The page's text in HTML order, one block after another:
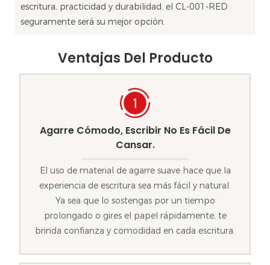
escritura, practicidad y durabilidad, el CL-001-RED
seguramente será su mejor opción.
Ventajas Del Producto
Agarre Cómodo, Escribir No Es Fácil De
Cansar.
El uso de material de agarre suave hace que la
experiencia de escritura sea más fácil y natural.
Ya sea que lo sostengas por un tiempo
prolongado o gires el papel rápidamente, te
brinda confianza y comodidad en cada escritura.